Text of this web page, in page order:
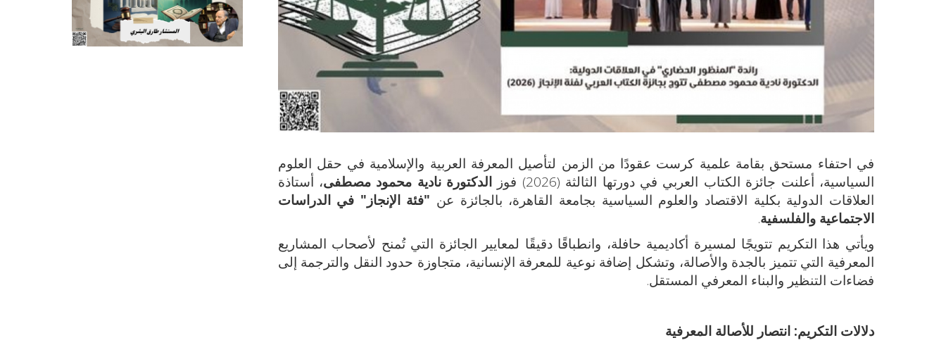
في احتفاء مستحق بقامة علمية كرست عقودًا من الزمن لتأصيل المعرفة العربية والإسلامية في حقل العلوم
السياسية، أعلنت جائزة الكتاب العربي في دورتها الثالثة (2026) فوز
الدكتورة نادية محمود مصطفى، أستاذة
العلاقات الدولية بكلية الاقتصاد والعلوم السياسية بجامعة القاهرة، بالجائزة عن "فئة الإنجاز" في الدراسات
الاجتماعية والفلسفية.
ويأتي هذا التكريم تتويجًا لمسيرة أكاديمية حافلة، وانطباقًا دقيقًا لمعايير الجائزة التي تُمنح لأصحاب المشاريع
المعرفية التي تتميز بالجدة والأصالة، وتشكل إضافة نوعية للمعرفة الإنسانية، متجاوزة حدود النقل والترجمة إلى
فضاءات التنظير والبناء المعرفي المستقل.
دلالات التكريم: انتصار للأصالة المعرفية